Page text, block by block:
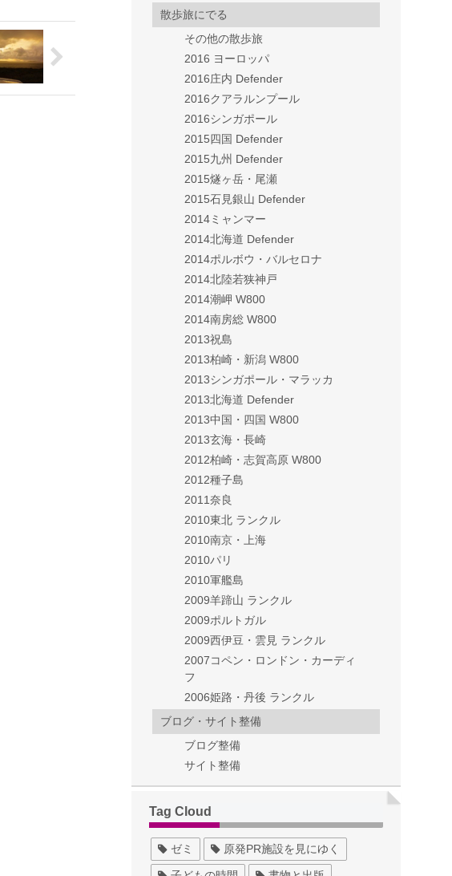
散歩旅にでる
その他の散歩旅
2016 ヨーロッパ
2016庄内 Defender
2016クアラルンプール
2016シンガポール
2015四国 Defender
2015九州 Defender
2015燧ヶ岳・尾瀬
2015石見銀山 Defender
2014ミャンマー
2014北海道 Defender
2014ポルボウ・バルセロナ
2014北陸若狭神戸
2014潮岬 W800
2014南房総 W800
2013祝島
2013柏崎・新潟 W800
2013シンガポール・マラッカ
2013北海道 Defender
2013中国・四国 W800
2013玄海・長崎
2012柏崎・志賀高原 W800
2012種子島
2011奈良
2010東北 ランクル
2010南京・上海
2010パリ
2010軍艦島
2009羊蹄山 ランクル
2009ポルトガル
2009西伊豆・雲見 ランクル
2007コペン・ロンドン・カーディ
フ
2006姫路・丹後 ランクル
ブログ・サイト整備
ブログ整備
サイト整備
Tag Cloud
ゼミ 原発PR施設を見にゆく